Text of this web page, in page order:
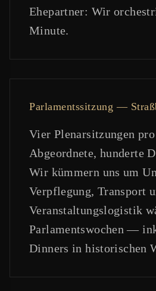
Ehepartner: Wir
Minute.
Parlamentssitzung —
Vier Plenarsitzungen
Abgeordnete, hunderte
Wir kümmern uns um
Verpflegung, Transport
Veranstaltungslogistik
Parlamentswochen —
Dinners in historischen